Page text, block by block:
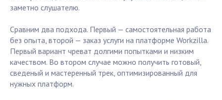
заметно слушателю.
Сравним два подхода. Первый — самостоятельная работа
без опыта, второй — заказ услуги на платформе Workzilla.
Первый вариант чреват долгими попытками и низким
качеством. Во втором случае можно получить готовый,
сведеный и мастеренный трек, оптимизированный для
нужных платформ.